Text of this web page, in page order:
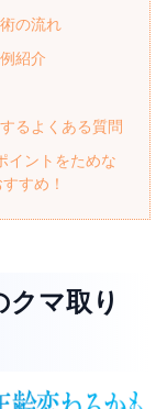
の流れ
紹介
るよくある質問
イントをためな
すめ！
クマ取り